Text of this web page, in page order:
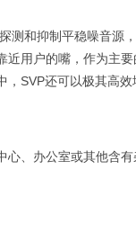
测和抑制平稳噪音源
用户的嘴，作为主
SVP还可以极其高效
心、办公室或其他含